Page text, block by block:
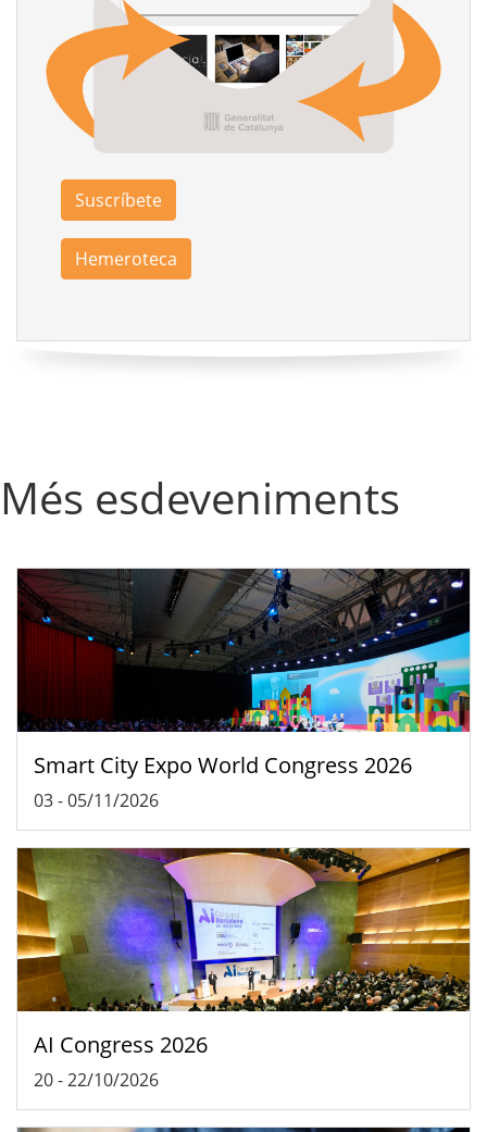
Suscríbete
Hemeroteca
Més esdeveniments
Smart City Expo World Congress 2026
03-05/11/2026
AI Congress 2026
20-22/10/2026